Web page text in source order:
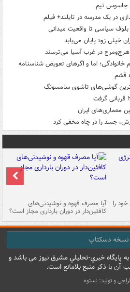
جاسوس تیم
سیاسی تا واقعیت میدانی
خیلی زود پایان می‌یابد
هرج‌ومرج در غرب آسیا می‌ترسند
خانوادگی؛ اما و اگرهای تعویض شناسنامه
قشم
گوشی‌های تاشوی سامسونگ
معماری‌های ایران
جسد را در چاه مخفی کرد
را آیا مصرف قهوه و نوشیدنی‌های
کافئین‌دار در دوران بارداری مجاز است؟
نسخه دسکتاپ
پایگاه خبري-تحليلي مشرق نيوز می باشد و
آن با ذکر منبع بلامانع است.
و تولید: نستوه